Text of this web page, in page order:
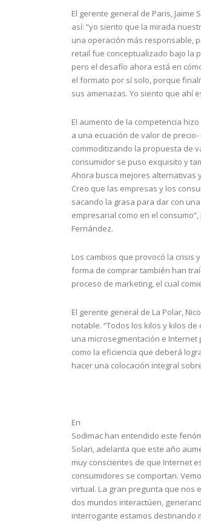
El gerente general de Paris, Jaime
así: “yo siento que la mirada
una operación más responsable,
retail fue conceptualizado bajo la
pero el desafío ahora está en
el formato por sí solo, porque
sus amenazas. Yo siento que ahí
El aumento de la competencia
a una ecuación de valor de
commoditizando la propuesta de
consumidor se puso exquisito y
Ahora busca mejores alternativas
Creo que las empresas y los
sacando la grasa para dar con
empresarial como en el
Fernández.
Los cambios que provocó la crisis
forma de comprar también han
proceso de marketing, el cual
El gerente general de La Polar,
notable. “Todos los kilos y kilos
una microsegmentación e
como la eficiencia que deberá
hacer una colocación integral
En
Sodimac han entendido este
Solari, adelanta que este año
muy conscientes de que Internet
consumidores se comportan.
virtual. La gran pregunta que nos
dos mundos interactúen,
interrogante estamos destinando